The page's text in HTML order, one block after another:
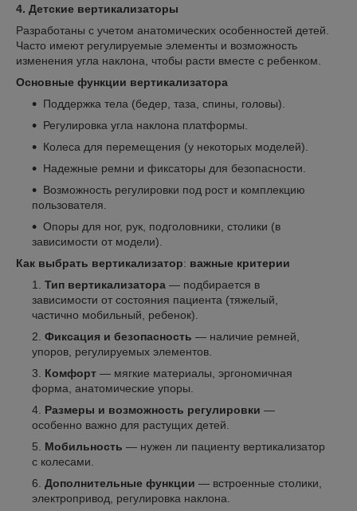
4. Детские вертикализаторы
Разработаны с учетом анатомических особенностей детей.
Часто имеют регулируемые элементы и возможность
изменения угла наклона, чтобы расти вместе с ребенком.
Основные функции вертикализатора
Поддержка тела (бедер, таза, спины, головы).
Регулировка угла наклона платформы.
Колеса для перемещения (у некоторых моделей).
Надежные ремни и фиксаторы для безопасности.
Возможность регулировки под рост и комплекцию
пользователя.
Опоры для ног, рук, подголовники, столики (в
зависимости от модели).
Как выбрать вертикализатор: важные критерии
Тип вертикализатора — подбирается в
зависимости от состояния пациента (тяжелый,
частично мобильный, ребенок).
Фиксация и безопасность — наличие ремней,
упоров, регулируемых элементов.
Комфорт — мягкие материалы, эргономичная
форма, анатомические упоры.
Размеры и возможность регулировки —
особенно важно для растущих детей.
Мобильность — нужен ли пациенту вертикализатор
с колесами.
Дополнительные функции — встроенные столики,
электропривод, регулировка наклона.